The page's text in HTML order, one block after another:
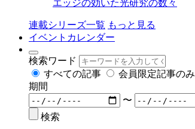
エッジの効いた光研究の数々
連載シリーズ一覧 もっと見る
イベントカレンダー
検索ワード
すべての記事
会員限定記事のみ
期間
〜
検索